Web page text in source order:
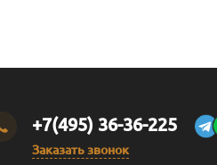
+7(495) 36-36-225
Заказать звонок